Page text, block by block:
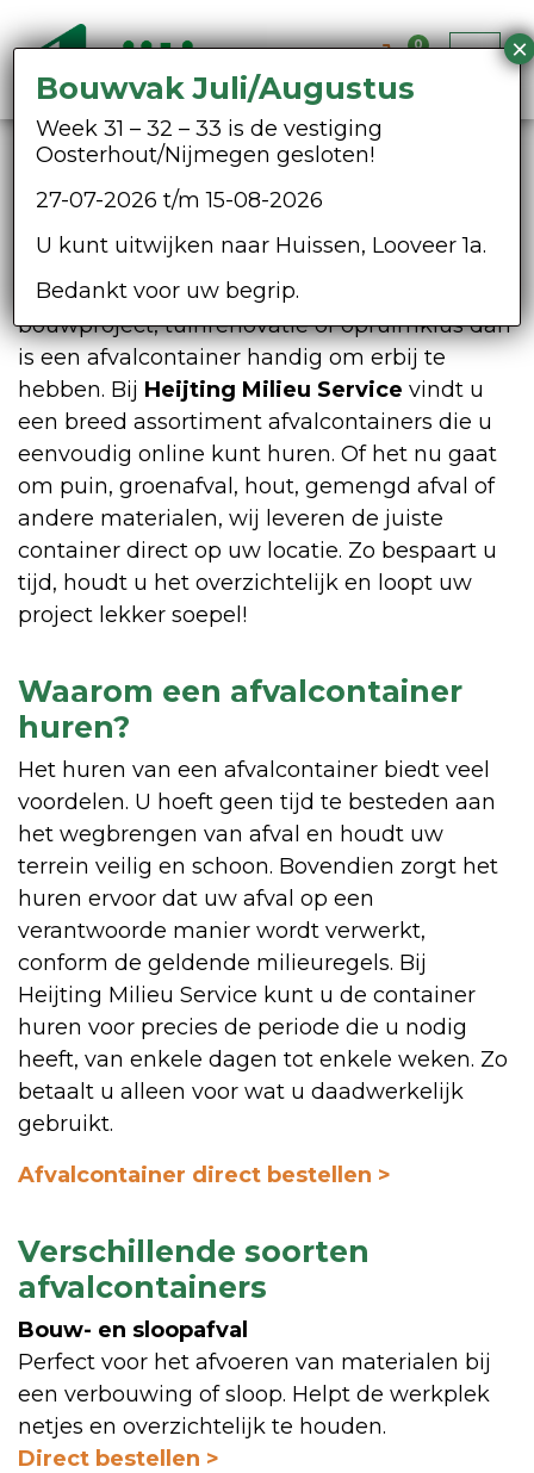
0
Afvalcontainer huren
Opheusden
Afvalcontainer huren Opheusden doet u bij
Heijting Milieu Service. Bent u bezig met een
bouwproject, tuinrenovatie of opruimklus dan
is een afvalcontainer handig om erbij te
hebben. Bij Heijting Milieu Service vindt u
een breed assortiment afvalcontainers die u
eenvoudig online kunt huren. Of het nu gaat
om puin, groenafval, hout, gemengd afval of
andere materialen, wij leveren de juiste
container direct op uw locatie. Zo bespaart u
tijd, houdt u het overzichtelijk en loopt uw
project lekker soepel!
Waarom een afvalcontainer
huren?
Het huren van een afvalcontainer biedt veel
voordelen. U hoeft geen tijd te besteden aan
het wegbrengen van afval en houdt uw
terrein veilig en schoon. Bovendien zorgt het
huren ervoor dat uw afval op een
verantwoorde manier wordt verwerkt,
conform de geldende milieuregels. Bij
Heijting Milieu Service kunt u de container
huren voor precies de periode die u nodig
heeft, van enkele dagen tot enkele weken. Zo
betaalt u alleen voor wat u daadwerkelijk
gebruikt.
Afvalcontainer direct bestellen >
Verschillende soorten
afvalcontainers
Bouw- en sloopafval
Perfect voor het afvoeren van materialen bij
een verbouwing of sloop. Helpt de werkplek
netjes en overzichtelijk te houden.
Direct bestellen >
Bouwvak Juli/Augustus
Week 31 – 32 – 33 is de vestiging
Oosterhout/Nijmegen gesloten!
27-07-2026 t/m 15-08-2026
U kunt uitwijken naar Huissen, Looveer 1a.
Bedankt voor uw begrip.